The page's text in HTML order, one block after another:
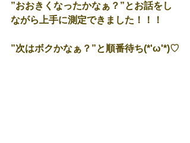
”おおきくなったかなぁ？”とお話をし
ながら上手に測定できました！！！
”次はボクかなぁ？”と順番待ち(*'ω'*)♡